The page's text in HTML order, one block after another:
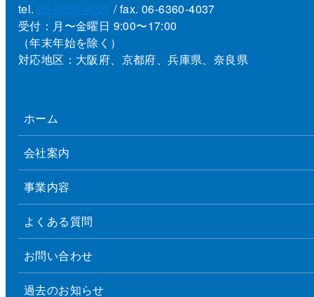
tel. 06-6360-4027 / fax. 06-6360-4037
受付：月〜金曜日 9:00〜17:00
（年末年始を除く）
対応地区：大阪府、京都府、兵庫県、奈良県
ホーム
会社案内
事業内容
よくある質問
お問い合わせ
過去のお知らせ